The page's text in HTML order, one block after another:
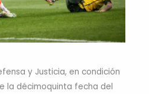
y Justicia, en condición
la décimoquinta fecha del